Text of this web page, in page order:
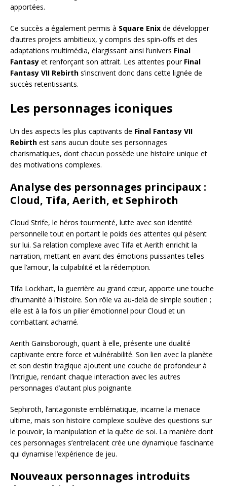
apportées.
Ce succès a également permis à Square Enix de développer
d’autres projets ambitieux, y compris des spin-offs et des
adaptations multimédia, élargissant ainsi l’univers Final
Fantasy et renforçant son attrait. Les attentes pour Final
Fantasy VII Rebirth s’inscrivent donc dans cette lignée de
succès retentissants.
Les personnages iconiques
Un des aspects les plus captivants de Final Fantasy VII
Rebirth est sans aucun doute ses personnages
charismatiques, dont chacun possède une histoire unique et
des motivations complexes.
Analyse des personnages principaux :
Cloud, Tifa, Aerith, et Sephiroth
Cloud Strife, le héros tourmenté, lutte avec son identité
personnelle tout en portant le poids des attentes qui pèsent
sur lui. Sa relation complexe avec Tifa et Aerith enrichit la
narration, mettant en avant des émotions puissantes telles
que l’amour, la culpabilité et la rédemption.
Tifa Lockhart, la guerrière au grand cœur, apporte une touche
d’humanité à l’histoire. Son rôle va au-delà de simple soutien ;
elle est à la fois un pilier émotionnel pour Cloud et un
combattant acharné.
Aerith Gainsborough, quant à elle, présente une dualité
captivante entre force et vulnérabilité. Son lien avec la planète
et son destin tragique ajoutent une couche de profondeur à
l’intrigue, rendant chaque interaction avec les autres
personnages d’autant plus poignante.
Sephiroth, l’antagoniste emblématique, incarne la menace
ultime, mais son histoire complexe soulève des questions sur
le pouvoir, la manipulation et la quête de soi. La manière dont
ces personnages s’entrelacent crée une dynamique fascinante
qui dynamise l’expérience de jeu.
Nouveaux personnages introduits